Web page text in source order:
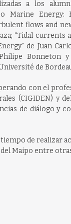
a los
Marine Energy:
flows and
“Tidal
de Juan
Bonneton
de
con el
(CIGIDEN) y
de diálogo y
de realizar
del Maipo entre